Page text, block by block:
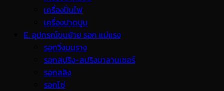
เครื่องปั่นไฟ
เครื่องปาดปูน
E. อุปกรณ์ขนย้าย รอก แม่แรง
รอกวิ่งบนราง
รอกสปริง-สปริงบาลานเซอร์
รอกสลิง
รอกโซ่